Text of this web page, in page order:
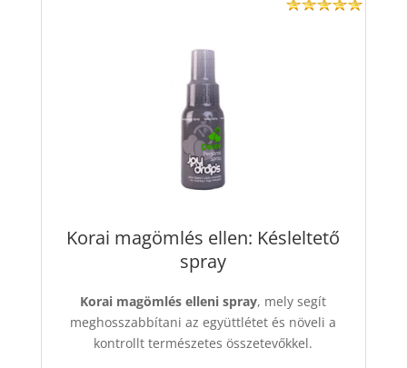
Korai magömlés ellen: Késleltető
spray
Korai magömlés elleni spray, mely segít
meghosszabbítani az együttlétet és növeli a
kontrollt természetes összetevőkkel.